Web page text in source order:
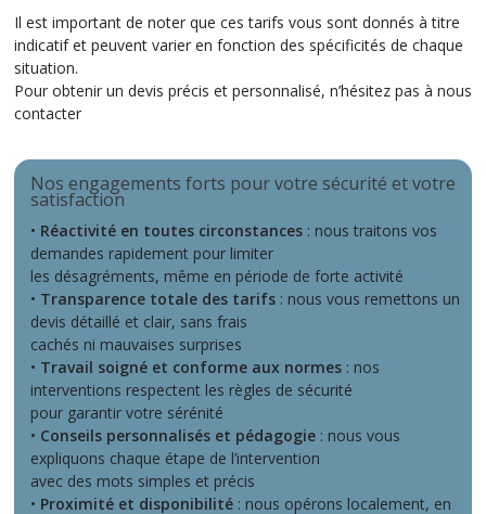
Il est important de noter que ces tarifs vous sont donnés à titre
indicatif et peuvent varier en fonction des spécificités de chaque
situation.
Pour obtenir un devis précis et personnalisé, n’hésitez pas à nous
contacter
Nos engagements forts pour votre sécurité et votre
satisfaction
• Réactivité en toutes circonstances : nous traitons vos
demandes rapidement pour limiter
les désagréments, même en période de forte activité
• Transparence totale des tarifs : nous vous remettons un
devis détaillé et clair, sans frais
cachés ni mauvaises surprises
• Travail soigné et conforme aux normes : nos
interventions respectent les règles de sécurité
pour garantir votre sérénité
• Conseils personnalisés et pédagogie : nous vous
expliquons chaque étape de l’intervention
avec des mots simples et précis
• Proximité et disponibilité : nous opérons localement, en